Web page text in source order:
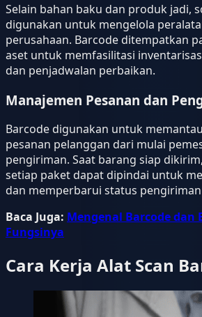
Selain bahan baku dan produk jadi,
digunakan untuk mengelola
perusahaan. Barcode ditempatkan
aset untuk memfasilitasi
dan penjadwalan perbaikan.
Manajemen Pesanan dan
Barcode digunakan untuk
pesanan pelanggan dari mulai
pengiriman. Saat barang siap
setiap paket dapat dipindai untuk
dan memperbarui status
Baca Juga: Mengenal Barcode dan
Fungsinya
Cara Kerja Alat Scan